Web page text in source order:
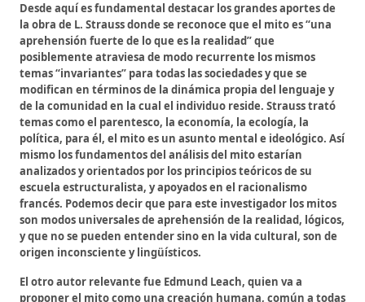
Desde aquí es fundamental destacar los grandes aportes de
la obra de L. Strauss donde se reconoce que el mito es “una
aprehensión fuerte de lo que es la realidad” que
posiblemente atraviesa de modo recurrente los mismos
temas “invariantes” para todas las sociedades y que se
modifican en términos de la dinámica propia del lenguaje y
de la comunidad en la cual el individuo reside. Strauss trató
temas como el parentesco, la economía, la ecología, la
política, para él, el mito es un asunto mental e ideológico. Así
mismo los fundamentos del análisis del mito estarían
analizados y orientados por los principios teóricos de su
escuela estructuralista, y apoyados en el racionalismo
francés. Podemos decir que para este investigador los mitos
son modos universales de aprehensión de la realidad, lógicos,
y que no se pueden entender sino en la vida cultural, son de
origen inconsciente y lingüísticos.
El otro autor relevante fue Edmund Leach, quien va a
proponer el mito como una creación humana, común a todas